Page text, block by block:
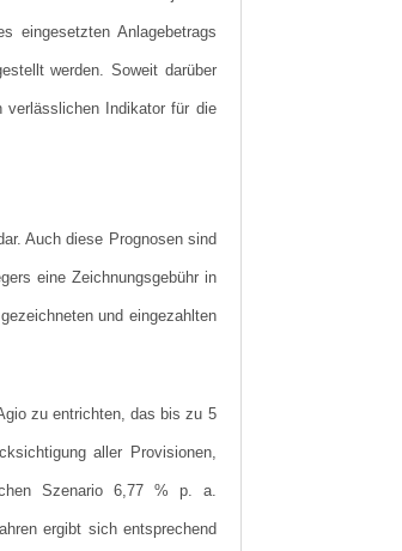
eingesetzten Anlagebetrags
werden. Soweit darüber
verlässlichen Indikator für die
Auch diese Prognosen sind
eine Zeichnungsgebühr in
und eingezahlten
zu entrichten, das bis zu 5
aller Provisionen,
Szenario 6,77 % p. a.
ergibt sich entsprechend